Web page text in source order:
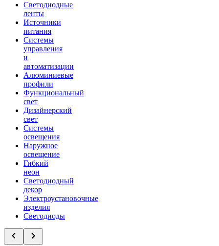
Светодиодные
ленты
Источники
питания
Системы
управления
и
автоматизации
Алюминиевые
профили
Функциональный
свет
Дизайнерский
свет
Системы
освещения
Наружное
освещение
Гибкий
неон
Светодиодный
декор
Электроустановочные
изделия
Светодиоды